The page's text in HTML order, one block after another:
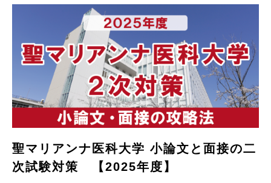
聖マリアンナ医科大学 小論文と面接の二
次試験対策 【2025年度】